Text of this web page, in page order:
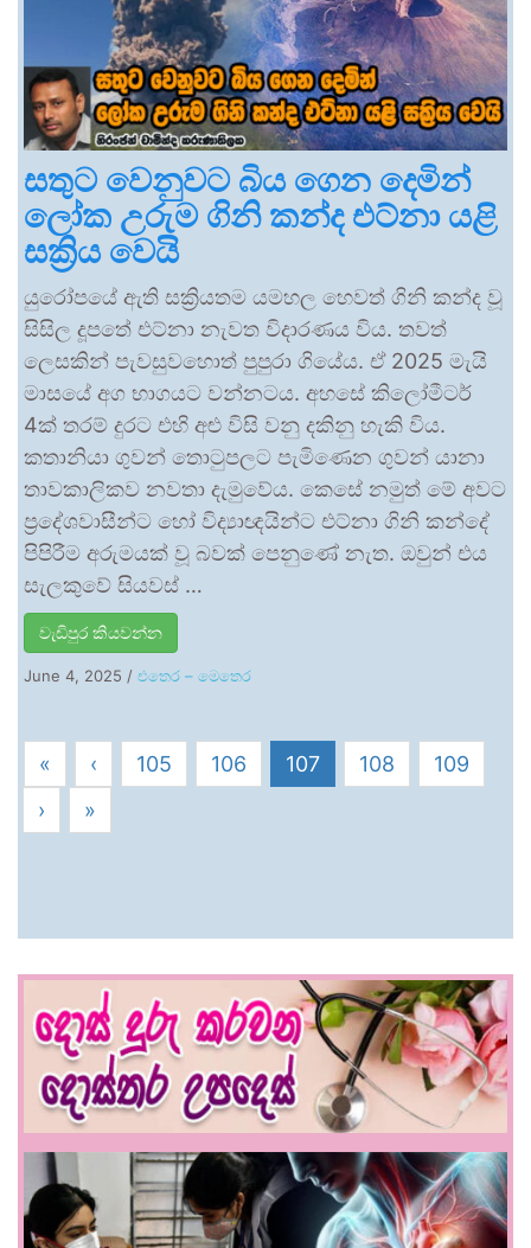
සතුට වෙනුවට බිය ගෙන දෙමින්
ලෝක උරුම ගිනි කන්ද එට්නා යළි
සක්‍රිය වෙයි
යුරෝපයේ ඇති සක්‍රියතම යමහල හෙවත් ගිනි කන්ද වූ
සිසිල දූපතේ එට්නා නැවත විදාරණය විය. තවත්
ලෙසකින් පැවසුවහොත් පුපුරා ගියේය. ඒ 2025 මැයි
මාසයේ අග භාගයට වන්නටය. අහසේ කිලෝමීටර්
4ක් තරම් දුරට එහි අළු විසි වනු දකිනු හැකි විය.
කතානියා ගුවන් තොටුපලට පැමිණෙන ගුවන් යානා
තාවකාලිකව නවතා දැමුවේය. කෙසේ නමුත් මේ අවට
ප්‍රදේශවාසීන්ට හෝ විද්‍යාඥයින්ට එට්නා ගිනි කන්දේ
පිපිරීම අරුමයක් වූ බවක් පෙනුණේ නැත. ඔවුන් එය
සැලකුවේ සියවස් …
වැඩිපුර කියවන්න
June 4, 2025 / එතෙර – මෙතෙර
« ‹ 105 106 107 108
109
›
»